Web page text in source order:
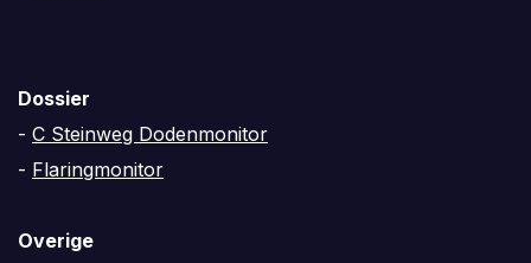
Dossier
- C Steinweg Dodenmonitor
- Flaringmonitor
Overige